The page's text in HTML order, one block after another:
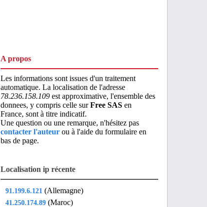
A propos
Les informations sont issues d'un traitement
automatique. La localisation de l'adresse
78.236.158.109 est approximative, l'ensemble des
donnees, y compris celle surFree SAS en
France, sont à titre indicatif.
Une question ou une remarque, n'hésitez pas
contacter l'auteur ou à l'aide du formulaire en
bas de page.
Localisation ip récente
91.199.6.121 (Allemagne)
41.250.174.89 (Maroc)